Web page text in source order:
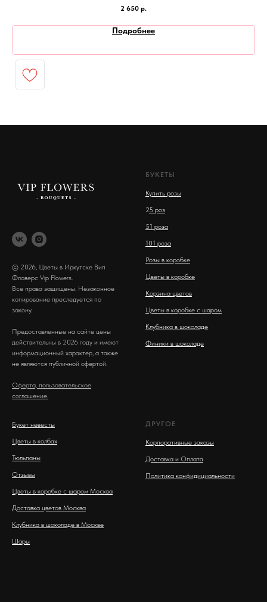
2 650 р.
Подробнее
© 2026, Цветы в Иркутске Вип
Фловерс Vip Flowers.
Все права защищены. Незаконное
копирование преследуется по
закону.
Предоставленные на сайте цены
действительны в 2026 году и имеют
информационный характер, а также
не являются публичной офертой.
Оферта, пользовательское
соглашение.
БУКЕТЫ
Купить розы
25 роз
51 роза
101 роза
Розы в коробке
Цветы в коробке
Корзина цветов
Цветы в коробке с шаром
Клубника в шоколаде
Финики в шоколаде
Букет невесты
Цветы в колбах
Тюльпаны
Отзывы
Цветы в коробке с шаром Москва
Доставка цветов Москва
Клубника в шоколаде в Москве
Шары
ДРУГОЕ
Корпоративные заказы
Доставка и Оплата
Политика конфидициальности